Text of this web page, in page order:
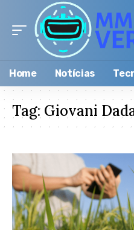
Home Notícias
Tag:Giovani